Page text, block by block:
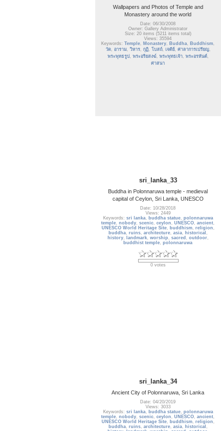
Wallpapers and Photos of Temple and
Monastery around the world
Date: 06/30/2008
Owner: Gallery Administrator
Size: 20 items (5211 items total)
Views: 35594
Keywords:Temple, Monastery, Buddha, Buddhism,
วัด, อาราม, วิหาร, กุฏิ, โบสถ์, เจดีย์, ศาลาการเปรียญ,
พระพุทธรูป , พระอริยสงฆ์, พระพุทธเจ้า, พระอรหันต์,
ศาสนา
sri_lanka_33
Buddha in Polonnaruwa temple - medieval
capital of Ceylon, Sri Lanka, UNESCO
Date: 10/28/2018
Views: 2449
Keywords: sri lanka, buddha statue, polonnaruwa
temple,nobody,scenic,ceylon ,UNESCO,ancient,
UNESCO World Heritage Site, buddhism, religion ,
buddha, ruins, architecture, asia, historical ,
history, landmark, worship , sacred , outdoor,
buddhist temple,polonnaruwa
0 votes
sri_lanka_34
Ancient City of Polonnaruwa, Sri Lanka
Date: 04/20/2019
Views: 3033
Keywords: sri lanka, buddha statue, polonnaruwa
temple,nobody,scenic,ceylon ,UNESCO,ancient,
UNESCO World Heritage Site, buddhism, religion ,
buddha, ruins, architecture, asia, historical ,